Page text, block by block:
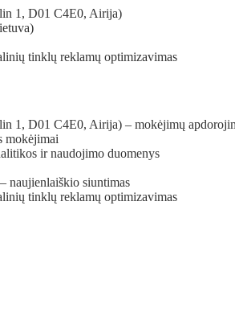
1, D01 C4E0, Airija)
tinklų reklamų optimizavimas
1, D01 C4E0, Airija) – mokėjimų
mokėjimai
ir naudojimo duomenys
naujienlaiškio siuntimas
tinklų reklamų optimizavimas